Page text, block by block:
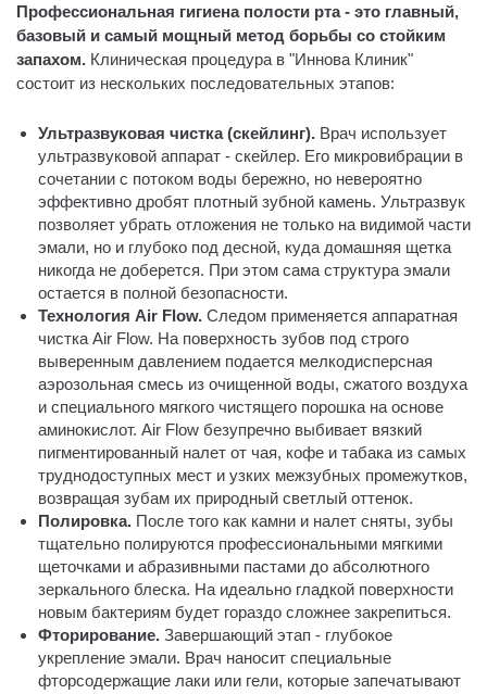
Профессиональная гигиена полости рта - это главный,
базовый и самый мощный метод борьбы со стойким
запахом. Клиническая процедура в "Иннова Клиник"
состоит из нескольких последовательных этапов:
Ультразвуковая чистка (скейлинг). Врач использует
ультразвуковой аппарат - скейлер. Его микровибрации в
сочетании с потоком воды бережно, но невероятно
эффективно дробят плотный зубной камень. Ультразвук
позволяет убрать отложения не только на видимой части
эмали, но и глубоко под десной, куда домашняя щетка
никогда не доберется. При этом сама структура эмали
остается в полной безопасности.
Технология Air Flow. Следом применяется аппаратная
чистка Air Flow. На поверхность зубов под строго
выверенным давлением подается мелкодисперсная
аэрозольная смесь из очищенной воды, сжатого воздуха
и специального мягкого чистящего порошка на основе
аминокислот. Air Flow безупречно выбивает вязкий
пигментированный налет от чая, кофе и табака из самых
труднодоступных мест и узких межзубных промежутков,
возвращая зубам их природный светлый оттенок.
Полировка. После того как камни и налет сняты, зубы
тщательно полируются профессиональными мягкими
щеточками и абразивными пастами до абсолютного
зеркального блеска. На идеально гладкой поверхности
новым бактериям будет гораздо сложнее закрепиться.
Фторирование. Завершающий этап - глубокое
укрепление эмали. Врач наносит специальные
фторсодержащие лаки или гели, которые запечатывают